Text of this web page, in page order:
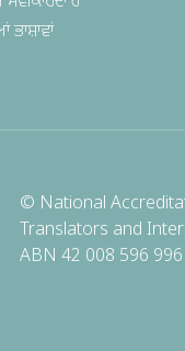
© National
Translators and
ABN 42 008 596 996